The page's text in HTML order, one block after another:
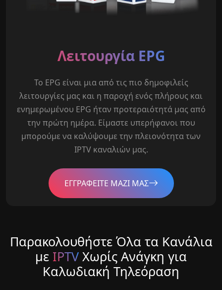
Λειτουργία EPG
Το EPG είναι μια από τις πιο δημοφιλείς
λειτουργίες μας και η παροχή ενός πλήρους και
ενημερωμένου EPG ήταν προτεραιότητά μας από
την πρώτη ημέρα. Είμαστε υπερήφανοι που
μπορούμε να καλύψουμε την πλειονότητα των
IPTV καναλιών μας.
ΕΓΓΡΑΦΕΙΤΕ ΜΑΖΙ ΜΑΣ
Παρακολουθήστε Όλα τα Κανάλια
με IPTV Χωρίς Ανάγκη για
Καλωδιακή Τηλεόραση